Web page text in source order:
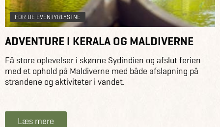
FOR DE EVENTYRLYSTNE
ADVENTURE I KERALA OG MALDIVERNE
Få store oplevelser i skønne Sydindien og afslut ferien
med et ophold på Maldiverne med både afslapning på
strandene og aktiviteter i vandet.
Læs mere